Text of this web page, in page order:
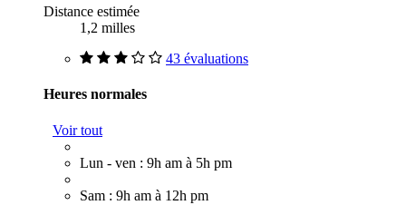
Distance estimée
1,2 milles
43 évaluations
Heures normales
Voir tout
Lun - ven : 9h am à 5h pm
Sam : 9h am à 12h pm